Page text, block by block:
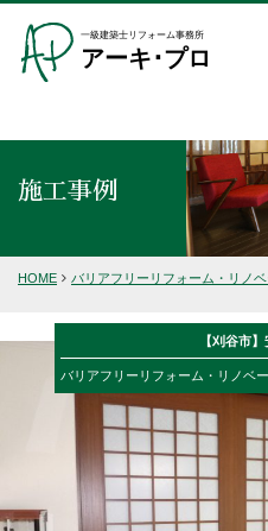
一級建築士リフォーム事務所
アーキ･プロ
施工事例
HOME バリアフリーリフォーム・リノ
【刈谷市
バリアフリーリフォーム・リノベ